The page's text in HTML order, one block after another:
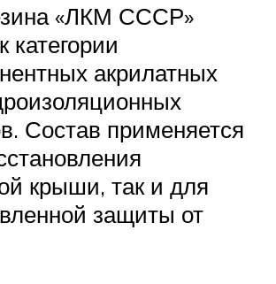
«ЛКМ СССР»
категории
акрилатных
Состав применяется
крыши, так и для
защиты от